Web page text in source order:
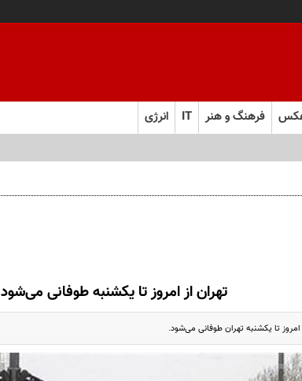
فرهنگ و هنر IT انرژی
تهران از امروز تا یکشنبه طوفانی می‌شود
تا یکشنبه تهران طوفانی می‌شود.